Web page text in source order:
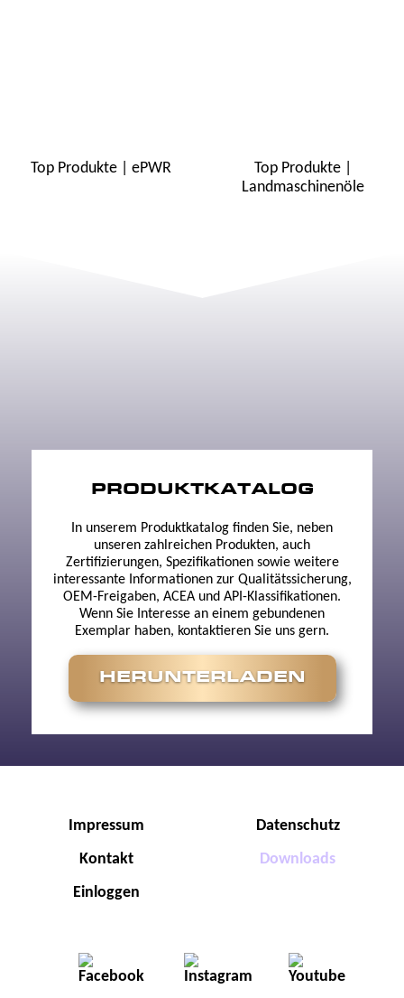
Top Produkte | ePWR
Top Produkte |
Landmaschinenöle
PRODUKTKATALOG
In unserem Produktkatalog finden Sie, neben
unseren zahlreichen Produkten, auch
Zertifizierungen, Spezifikationen sowie weitere
interessante Informationen zur Qualitätssicherung,
OEM-Freigaben, ACEA und API-Klassifikationen.
Wenn Sie Interesse an einem gebundenen
Exemplar haben, kontaktieren Sie uns gern.
HERUNTERLADEN
Impressum
Datenschutz
Kontakt
Downloads
Einloggen